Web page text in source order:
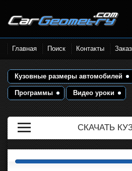
Размеры кузова автомобилей.
Контрольные точки и кузовные
размеры. Геометрия кузова
Главная Поиск Контакты
Кузовные размеры автомобилей
Программы Видео уроки
СКАЧАТЬ